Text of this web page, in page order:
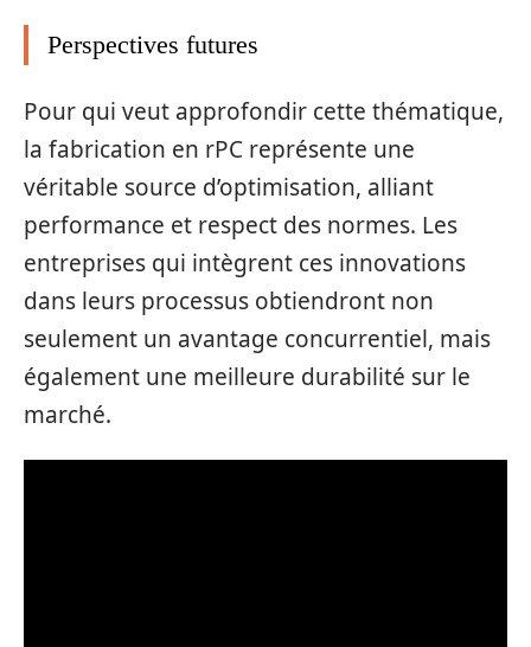
Perspectives futures
Pour qui veut approfondir cette thématique,
la fabrication en rPC représente une
véritable source d’optimisation, alliant
performance et respect des normes. Les
entreprises qui intègrent ces innovations
dans leurs processus obtiendront non
seulement un avantage concurrentiel, mais
également une meilleure durabilité sur le
marché.